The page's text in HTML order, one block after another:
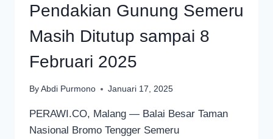
Pendakian Gunung Semeru
Masih Ditutup sampai 8
Februari 2025
By Abdi Purmono Januari 17, 2025
PERAWI.CO, Malang — Balai Besar Taman
Nasional Bromo Tengger Semeru